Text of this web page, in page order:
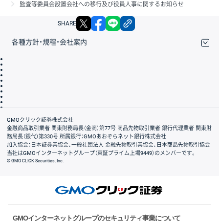
監査等委員会設置会社への移行及び役員人事に関するお知らせ
SHARE X facebook
各種方針・規程・会社案内
会社案内
GMOクリック証券株式会社
金融商品取引業者 関東財務局長（金商）第77号 商品先物取引業者 銀行代理業者 関東財
務局長（銀代）第330号 所属銀行：GMOあおぞらネット銀行株式会社
加入協会：日本証券業協会、一般社団法人 金融先物取引業協会、日本商品先物取引協会
当社はGMOインターネットグループ（東証プライム上場9449）のメンバーです。
© GMO CLICK Securities, Inc.
GMOインターネットグループのセキュリティ事業について